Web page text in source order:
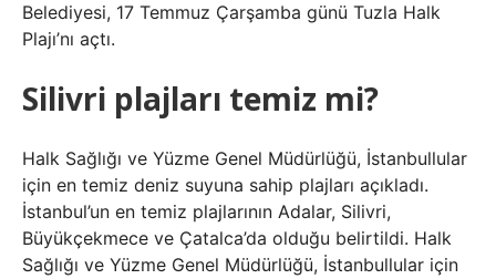
Belediyesi, 17 Temmuz Çarşamba günü Tuzla Halk
Plajı’nı açtı.
Silivri plajları temiz mi?
Halk Sağlığı ve Yüzme Genel Müdürlüğü, İstanbullular
için en temiz deniz suyuna sahip plajları açıkladı.
İstanbul’un en temiz plajlarının Adalar, Silivri,
Büyükçekmece ve Çatalca’da olduğu belirtildi. Halk
Sağlığı ve Yüzme Genel Müdürlüğü, İstanbullular için